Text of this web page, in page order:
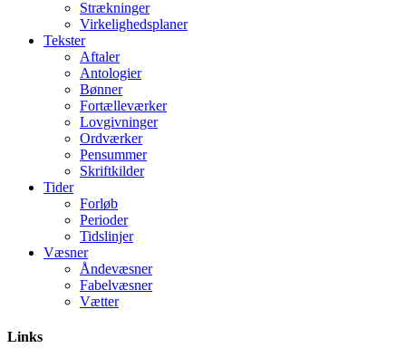
Strækninger
Virkelighedsplaner
Tekster
Aftaler
Antologier
Bønner
Fortælleværker
Lovgivninger
Ordværker
Pensummer
Skriftkilder
Tider
Forløb
Perioder
Tidslinjer
Væsner
Åndevæsner
Fabelvæsner
Vætter
Links